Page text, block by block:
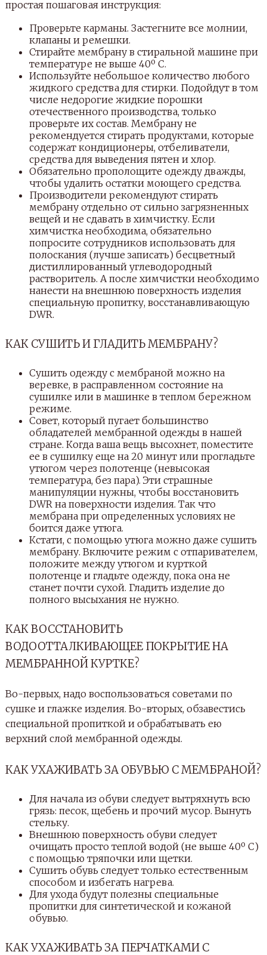
простая пошаговая инструкция:
Проверьте карманы. Застегните все молнии,
клапаны и ремешки.
Стирайте мембрану в стиральной машине при
температуре не выше 40º C.
Используйте небольшое количество любого
жидкого средства для стирки. Подойдут в том
числе недорогие жидкие порошки
отечественного производства, только
проверьте их состав. Мембрану не
рекомендуется стирать продуктами, которые
содержат кондиционеры, отбеливатели,
средства для выведения пятен и хлор.
Обязательно прополощите одежду дважды,
чтобы удалить остатки моющего средства.
Производители рекомендуют стирать
мембрану отдельно от сильно загрязненных
вещей и не сдавать в химчистку. Если
химчистка необходима, обязательно
попросите сотрудников использовать для
полоскания (лучше записать) бесцветный
дистиллированный углеводородный
растворитель. А после химчистки необходимо
нанести на внешнюю поверхность изделия
специальную пропитку, восстанавливающую
DWR.
КАК СУШИТЬ И ГЛАДИТЬ МЕМБРАНУ?
Сушить одежду с мембраной можно на
веревке, в расправленном состояние на
сушилке или в машинке в теплом бережном
режиме.
Совет, который пугает большинство
обладателей мембранной одежды в нашей
стране. Когда ваша вещь высохнет, поместите
ее в сушилку еще на 20 минут или прогладьте
утюгом через полотенце (невысокая
температура, без пара). Эти страшные
манипуляции нужны, чтобы восстановить
DWR на поверхности изделия. Так что
мембрана при определенных условиях не
боится даже утюга.
Кстати, с помощью утюга можно даже сушить
мембрану. Включите режим с отпаривателем,
положите между утюгом и курткой
полотенце и гладьте одежду, пока она не
станет почти сухой. Гладить изделие до
полного высыхания не нужно.
КАК ВОССТАНОВИТЬ
ВОДООТТАЛКИВАЮЩЕЕ ПОКРЫТИЕ НА
МЕМБРАННОЙ КУРТКЕ?
Во-первых, надо воспользоваться советами по
сушке и глажке изделия. Во-вторых, обзавестись
специальной пропиткой и обрабатывать ею
верхний слой мембранной одежды.
КАК УХАЖИВАТЬ ЗА ОБУВЬЮ С МЕМБРАНОЙ?
Для начала из обуви следует вытряхнуть всю
грязь: песок, щебень и прочий мусор. Вынуть
стельку.
Внешнюю поверхность обуви следует
очищать просто теплой водой (не выше 40º C)
с помощью тряпочки или щетки.
Сушить обувь следует только естественным
способом и избегать нагрева.
Для ухода будут полезны специальные
пропитки для синтетической и кожаной
обувью.
КАК УХАЖИВАТЬ ЗА ПЕРЧАТКАМИ С